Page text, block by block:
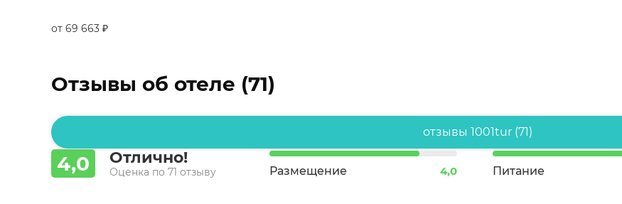
от 69 663 ₽
Отзывы об отеле (71)
отзывы 1001tur (71)
4,0 Отлично!
Оценка по 71 отзыву Размещение 4,0 Питание